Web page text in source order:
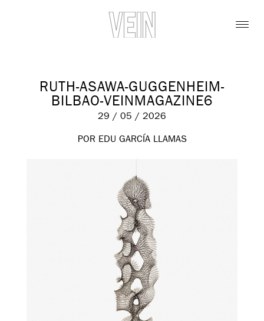
RUTH-ASAWA-GUGGENHEIM-
BILBAO-VEINMAGAZINE6
29 / 05 / 2026
POR EDU GARCÍA LLAMAS